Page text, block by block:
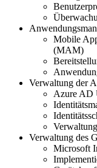
Mobile
(MAM)
Verwaltung der
Azure AD
Verwaltung des
Microsoft